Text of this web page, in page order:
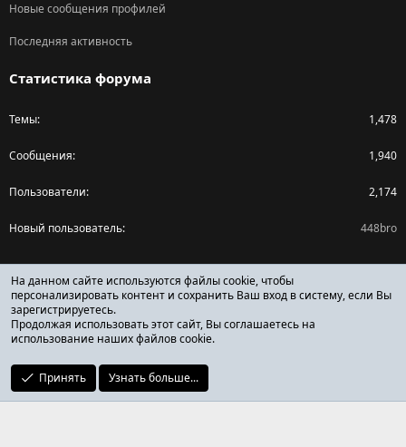
Новые сообщения профилей
Последняя активность
Статистика форума
Темы 1,478
Сообщения 1,940
Пользователи 2,174
Новый пользователь 448bro
Поделиться страницей
Facebook
X (Twitter)
Reddit
ОТЗЫВЫ ОНЛАЙН ФОРУМ
На данном сайте используются файлы cookie, чтобы
персонализировать контент и сохранить Ваш вход в систему, если Вы
зарегистрируетесь.
Продолжая использовать этот сайт, Вы соглашаетесь на
использование наших файлов cookie.
Принять Узнать больше...